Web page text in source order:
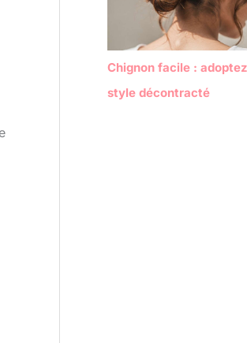
Chignon facile :
style décontracté